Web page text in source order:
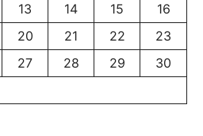
13 14 15
16
20 21 22
23
27 28 29
30